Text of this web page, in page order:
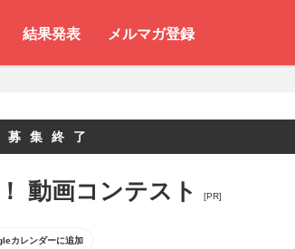
結果発表 メルマガ登録
募集終了
動画コンテスト [PR]
カレンダーに追加